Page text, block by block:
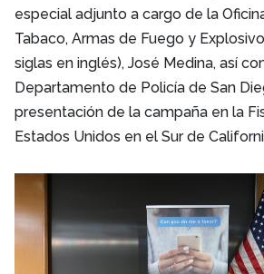
especial adjunto a cargo de la
Tabaco, Armas de Fuego y
siglas en inglés), José Medina, así
Departamento de Policía de San
presentación de la campaña en la
Estados Unidos en el Sur de